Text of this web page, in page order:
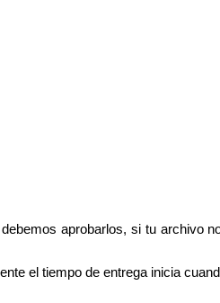
aprobarlos, si tu archivo
el tiempo de entrega inicia